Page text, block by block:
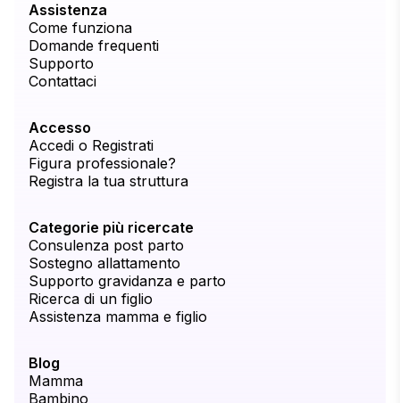
Assistenza
Come funziona
Domande frequenti
Supporto
Contattaci
Accesso
Accedi o Registrati
Figura professionale?
Registra la tua struttura
Categorie più ricercate
Consulenza post parto
Sostegno allattamento
Supporto gravidanza e parto
Ricerca di un figlio
Assistenza mamma e figlio
Blog
Mamma
Bambino